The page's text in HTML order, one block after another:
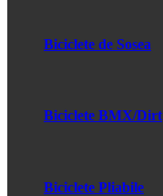
Biciclete de Sosea
Biciclete BMX/Dirt
Biciclete Pliabile